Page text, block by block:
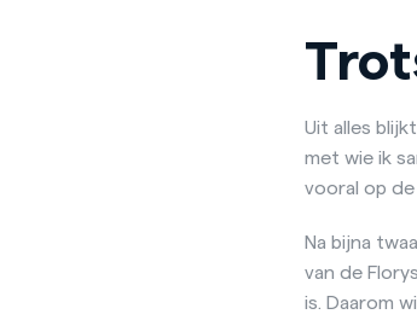
Uit alles
met wie ik
vooral op
Na bijna
van de
is. Daarom